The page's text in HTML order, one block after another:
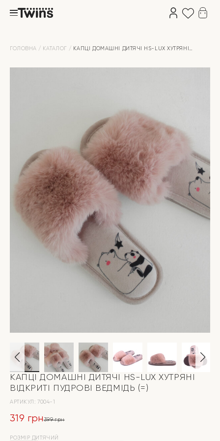
ГОЛОВНА КАТАЛОГ
КАПЦІ ДОМАШНІ ДИТЯЧІ HS-LUX ХУТРЯНI
КАПЦІ ДОМАШНІ ДИТЯЧІ HS-LUX ХУТРЯНI
ВІДКРИТІ ПУДРОВІ ВЕДМІДЬ (=)
АРТИКУЛ: 7004-1
399грн
319 грн
РОЗМІР ДИТЯЧИЙ